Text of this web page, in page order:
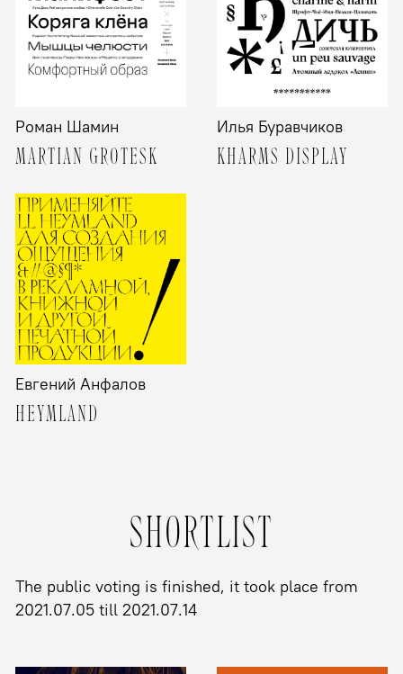
Роман Шамин
MARTIAN GROTESK
Илья Буравчиков
KHARMS DISPLAY
Евгений Анфалов
HEYMLAND
SHORTLIST
The public voting is finished, it took place from
2021.07.05 till 2021.07.14